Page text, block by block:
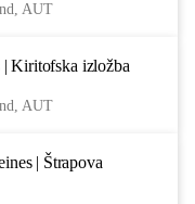
AUT
| Kiritofska izložba
AUT
| Štrapova